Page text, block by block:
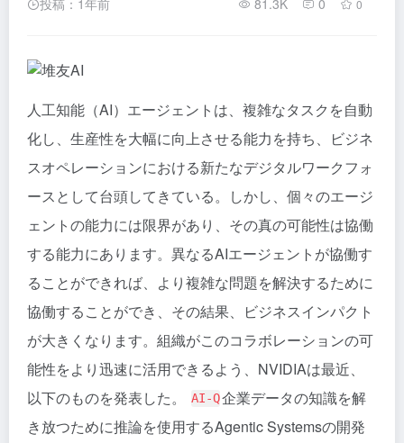
投稿：1年前 81.3K 0 0
人工知能（AI）エージェントは、複雑なタスクを自動
化し、生産性を大幅に向上させる能力を持ち、ビジネ
スオペレーションにおける新たなデジタルワークフォ
ースとして台頭してきている。しかし、個々のエージ
ェントの能力には限界があり、その真の可能性は協働
する能力にあります。異なるAIエージェントが協働す
ることができれば、より複雑な問題を解決するために
協働することができ、その結果、ビジネスインパクト
が大きくなります。組織がこのコラボレーションの可
能性をより迅速に活用できるよう、NVIDIAは最近、
以下のものを発表した。
AI-Q企業データの知識を解
き放つために推論を使用するAgentic Systemsの開発